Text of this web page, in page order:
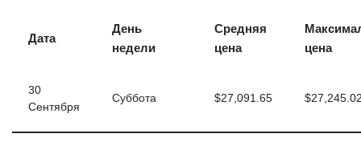
Дата
День
недели
Средняя
цена
цена
30
Сентября
Суббота $27,091.65